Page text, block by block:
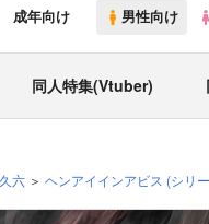
成年向け 男性向け
同人特集(Vtuber)
六 ヘンアイインアビス (シリ